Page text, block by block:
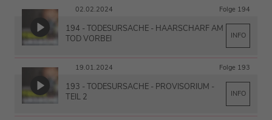
02.02.2024 Folge 194
194 - TODESURSACHE - HAARSCHARF AM
TOD VORBEI
INFO
19.01.2024 Folge 193
193 - TODESURSACHE - PROVISORIUM -
TEIL 2
INFO